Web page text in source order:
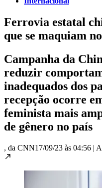
Ferrovia estatal
que se maquiam
Campanha da
reduzir
inadequados dos
recepção ocorre
feminista mais
de gênero no país
, da CNN17/09/23 às 04:56 |